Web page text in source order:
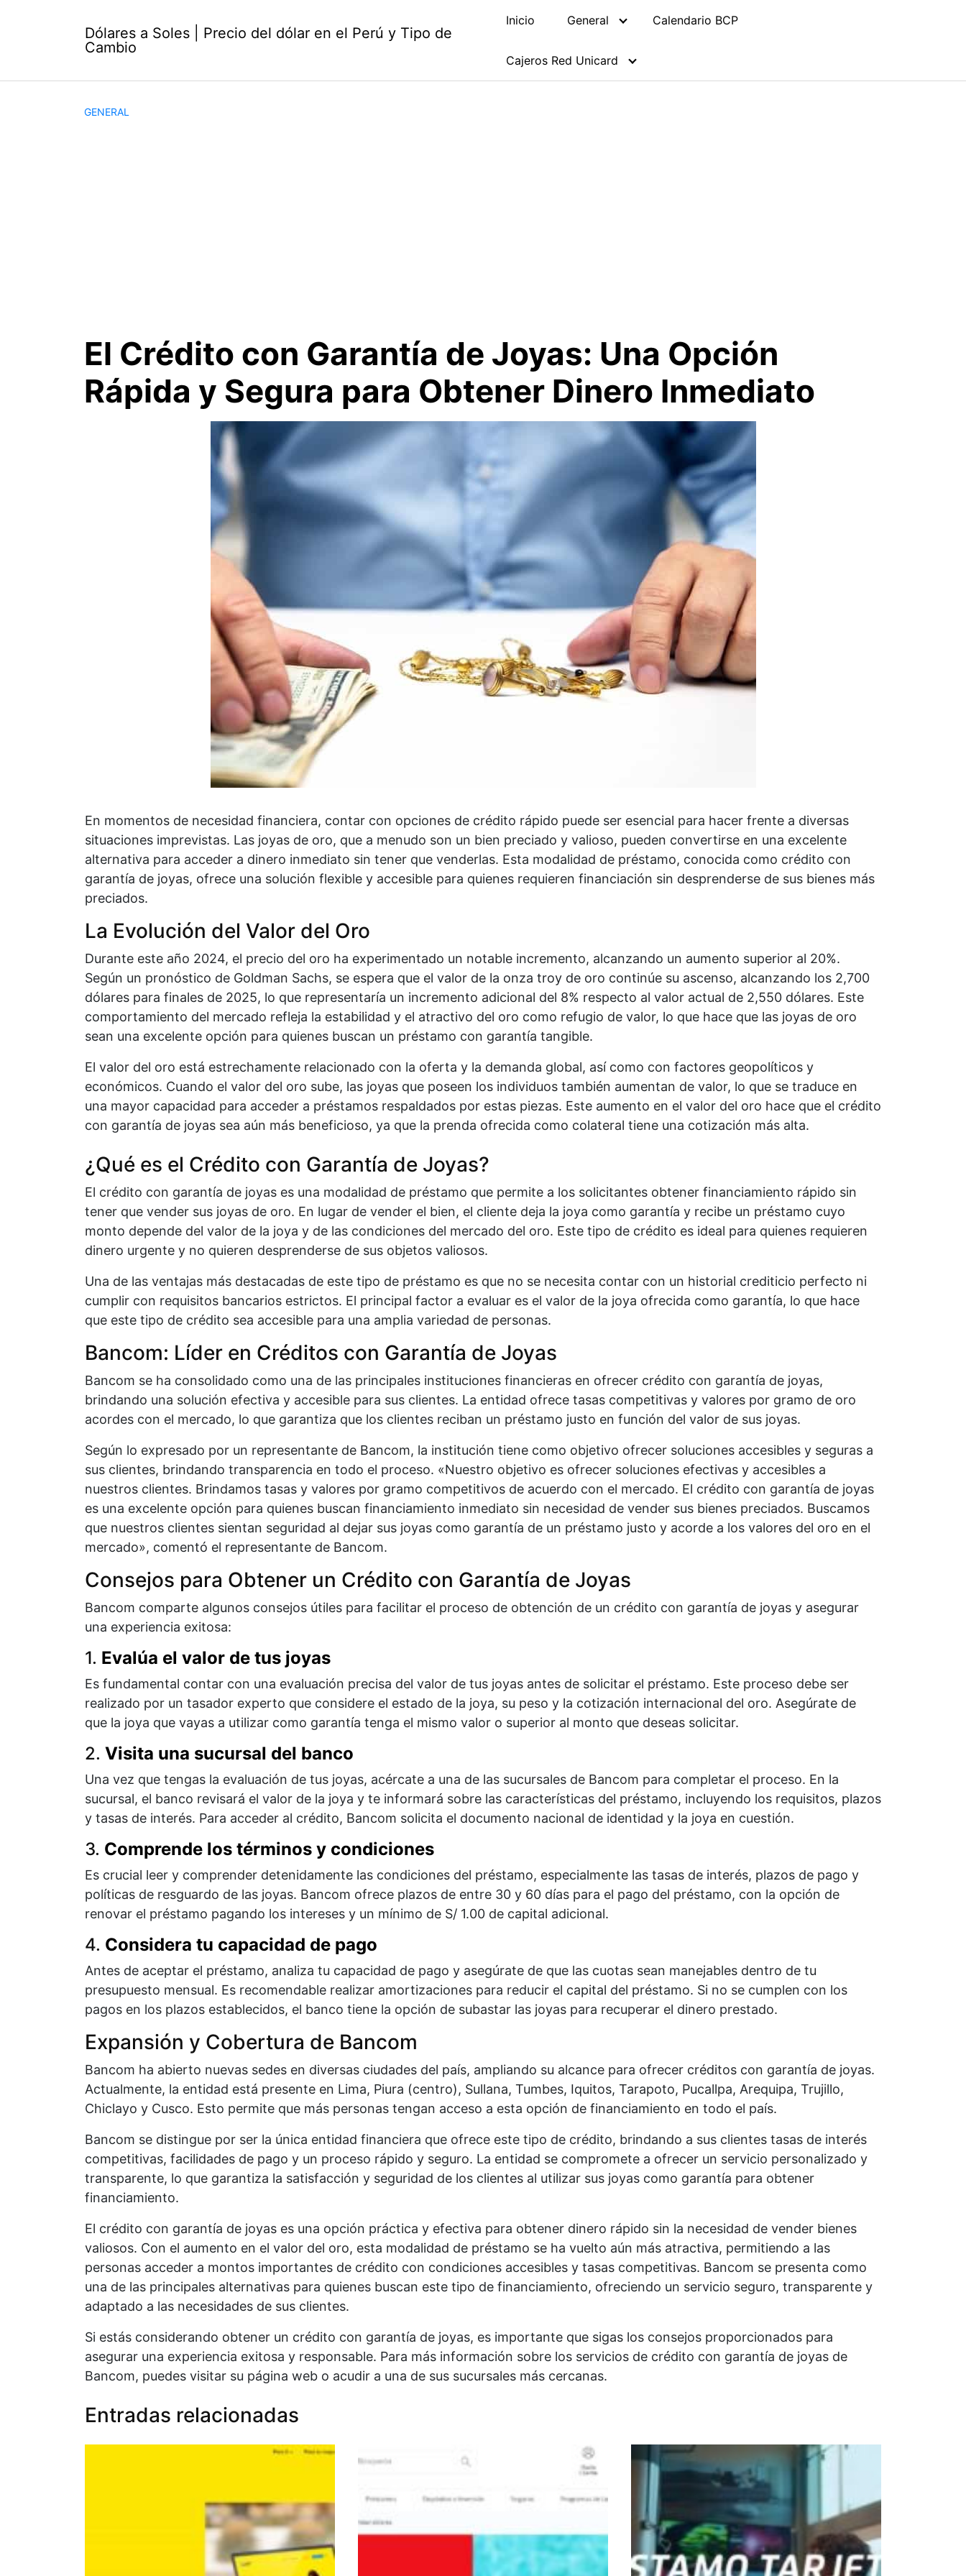
Dólares a Soles | Precio del dólar en el Perú y Tipo de
Cambio
Inicio General Calendario BCP
Cajeros Red Unicard
GENERAL
El Crédito con Garantía de Joyas: Una Opción
Rápida y Segura para Obtener Dinero Inmediato
En momentos de necesidad financiera, contar con opciones de crédito rápido puede ser esencial para hacer frente a diversas
situaciones imprevistas. Las joyas de oro, que a menudo son un bien preciado y valioso, pueden convertirse en una excelente
alternativa para acceder a dinero inmediato sin tener que venderlas. Esta modalidad de préstamo, conocida como crédito con
garantía de joyas, ofrece una solución flexible y accesible para quienes requieren financiación sin desprenderse de sus bienes más
preciados.
La Evolución del Valor del Oro
Durante este año 2024, el precio del oro ha experimentado un notable incremento, alcanzando un aumento superior al 20%.
Según un pronóstico de Goldman Sachs, se espera que el valor de la onza troy de oro continúe su ascenso, alcanzando los 2,700
dólares para finales de 2025, lo que representaría un incremento adicional del 8% respecto al valor actual de 2,550 dólares. Este
comportamiento del mercado refleja la estabilidad y el atractivo del oro como refugio de valor, lo que hace que las joyas de oro
sean una excelente opción para quienes buscan un préstamo con garantía tangible.
El valor del oro está estrechamente relacionado con la oferta y la demanda global, así como con factores geopolíticos y
económicos. Cuando el valor del oro sube, las joyas que poseen los individuos también aumentan de valor, lo que se traduce en
una mayor capacidad para acceder a préstamos respaldados por estas piezas. Este aumento en el valor del oro hace que el crédito
con garantía de joyas sea aún más beneficioso, ya que la prenda ofrecida como colateral tiene una cotización más alta.
¿Qué es el Crédito con Garantía de Joyas?
El crédito con garantía de joyas es una modalidad de préstamo que permite a los solicitantes obtener financiamiento rápido sin
tener que vender sus joyas de oro. En lugar de vender el bien, el cliente deja la joya como garantía y recibe un préstamo cuyo
monto depende del valor de la joya y de las condiciones del mercado del oro. Este tipo de crédito es ideal para quienes requieren
dinero urgente y no quieren desprenderse de sus objetos valiosos.
Una de las ventajas más destacadas de este tipo de préstamo es que no se necesita contar con un historial crediticio perfecto ni
cumplir con requisitos bancarios estrictos. El principal factor a evaluar es el valor de la joya ofrecida como garantía, lo que hace
que este tipo de crédito sea accesible para una amplia variedad de personas.
Bancom: Líder en Créditos con Garantía de Joyas
Bancom se ha consolidado como una de las principales instituciones financieras en ofrecer crédito con garantía de joyas,
brindando una solución efectiva y accesible para sus clientes. La entidad ofrece tasas competitivas y valores por gramo de oro
acordes con el mercado, lo que garantiza que los clientes reciban un préstamo justo en función del valor de sus joyas.
Según lo expresado por un representante de Bancom, la institución tiene como objetivo ofrecer soluciones accesibles y seguras a
sus clientes, brindando transparencia en todo el proceso. «Nuestro objetivo es ofrecer soluciones efectivas y accesibles a
nuestros clientes. Brindamos tasas y valores por gramo competitivos de acuerdo con el mercado. El crédito con garantía de joyas
es una excelente opción para quienes buscan financiamiento inmediato sin necesidad de vender sus bienes preciados. Buscamos
que nuestros clientes sientan seguridad al dejar sus joyas como garantía de un préstamo justo y acorde a los valores del oro en el
mercado», comentó el representante de Bancom.
Consejos para Obtener un Crédito con Garantía de Joyas
Bancom comparte algunos consejos útiles para facilitar el proceso de obtención de un crédito con garantía de joyas y asegurar
una experiencia exitosa:
1. Evalúa el valor de tus joyas
Es fundamental contar con una evaluación precisa del valor de tus joyas antes de solicitar el préstamo. Este proceso debe ser
realizado por un tasador experto que considere el estado de la joya, su peso y la cotización internacional del oro. Asegúrate de
que la joya que vayas a utilizar como garantía tenga el mismo valor o superior al monto que deseas solicitar.
2. Visita una sucursal del banco
Una vez que tengas la evaluación de tus joyas, acércate a una de las sucursales de Bancom para completar el proceso. En la
sucursal, el banco revisará el valor de la joya y te informará sobre las características del préstamo, incluyendo los requisitos, plazos
y tasas de interés. Para acceder al crédito, Bancom solicita el documento nacional de identidad y la joya en cuestión.
3. Comprende los términos y condiciones
Es crucial leer y comprender detenidamente las condiciones del préstamo, especialmente las tasas de interés, plazos de pago y
políticas de resguardo de las joyas. Bancom ofrece plazos de entre 30 y 60 días para el pago del préstamo, con la opción de
renovar el préstamo pagando los intereses y un mínimo de S/ 1.00 de capital adicional.
4. Considera tu capacidad de pago
Antes de aceptar el préstamo, analiza tu capacidad de pago y asegúrate de que las cuotas sean manejables dentro de tu
presupuesto mensual. Es recomendable realizar amortizaciones para reducir el capital del préstamo. Si no se cumplen con los
pagos en los plazos establecidos, el banco tiene la opción de subastar las joyas para recuperar el dinero prestado.
Expansión y Cobertura de Bancom
Bancom ha abierto nuevas sedes en diversas ciudades del país, ampliando su alcance para ofrecer créditos con garantía de joyas.
Actualmente, la entidad está presente en Lima, Piura (centro), Sullana, Tumbes, Iquitos, Tarapoto, Pucallpa, Arequipa, Trujillo,
Chiclayo y Cusco. Esto permite que más personas tengan acceso a esta opción de financiamiento en todo el país.
Bancom se distingue por ser la única entidad financiera que ofrece este tipo de crédito, brindando a sus clientes tasas de interés
competitivas, facilidades de pago y un proceso rápido y seguro. La entidad se compromete a ofrecer un servicio personalizado y
transparente, lo que garantiza la satisfacción y seguridad de los clientes al utilizar sus joyas como garantía para obtener
financiamiento.
El crédito con garantía de joyas es una opción práctica y efectiva para obtener dinero rápido sin la necesidad de vender bienes
valiosos. Con el aumento en el valor del oro, esta modalidad de préstamo se ha vuelto aún más atractiva, permitiendo a las
personas acceder a montos importantes de crédito con condiciones accesibles y tasas competitivas. Bancom se presenta como
una de las principales alternativas para quienes buscan este tipo de financiamiento, ofreciendo un servicio seguro, transparente y
adaptado a las necesidades de sus clientes.
Si estás considerando obtener un crédito con garantía de joyas, es importante que sigas los consejos proporcionados para
asegurar una experiencia exitosa y responsable. Para más información sobre los servicios de crédito con garantía de joyas de
Bancom, puedes visitar su página web o acudir a una de sus sucursales más cercanas.
Entradas relacionadas